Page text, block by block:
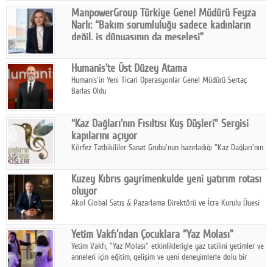
Facebook
Diziler
Karikatür
Youtube
Polemik
Reklam
Yazarlar
Künye
SOSYAL MEDYA
Facebook
Twitter
ManpowerGroup Türkiye Genel Müdürü Feyza
Narlı: “Bakım sorumluluğu sadece kadınların
değil, iş dünyasının da meselesi”
Yaşamının Uyumu 2025” araştırması, iş dünyası ile aile ve ev içi
sorumluluklar arasındaki bağlantıyı gözler önüne serdi.
Humanis'te Üst Düzey Atama
Humanis'in Yeni Ticari Operasyonlar Genel Müdürü Sertaç
Barlas Oldu
“Kaz Dağları'nın Fısıltısı Kuş Düşleri” Sergisi
kapılarını açıyor
Körfez Tatbikililer Sanat Grubu'nun hazırladığı "Kaz Dağları'nın
türlerinden ilham alan eserleri bir araya getiriyor.
Kuzey Kıbrıs gayrimenkulde yeni yatırım rotası
oluyor
Akol Global Satış & Pazarlama Direktörü ve İcra Kurulu Üyesi
Kuzey Kıbrıs'a yönelik ilgisinin giderek arttığını belirtti.
Yetim Vakfı'ndan Çocuklara “Yaz Molası”
Yetim Vakfı, "Yaz Molası" etkinlikleriyle yaz tatilini yetimler ve
anneleri için eğitim, gelişim ve yeni deneyimlerle dolu bir